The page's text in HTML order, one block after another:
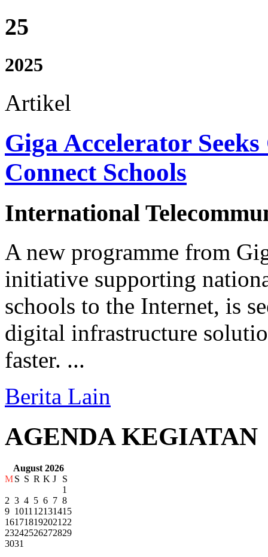
25
2025
Artikel
Giga Accelerator
Connect Schools
International
A new programme from
initiative supporting
schools to the Internet, is
digital infrastructure
faster. ...
Berita Lain
AGENDA KEGIATAN
August 2026
MS S R K J
S
1
2 3 4 5 6 7 8
9 1011 12131415
161718192021 22
23242526272829
3031